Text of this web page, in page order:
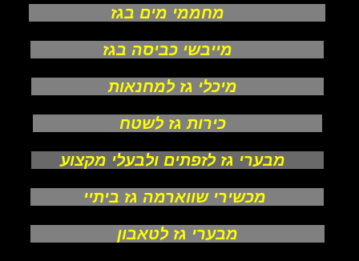
מחממי מים בגז
מייבשי כביסה בגז
מיכלי גז למחנאות
כירות גז לשטח
מבערי גז לזפתים ולבעלי מקצוע
מכשירי שווארמה גז ביתיי
מבערי גז לטאבון